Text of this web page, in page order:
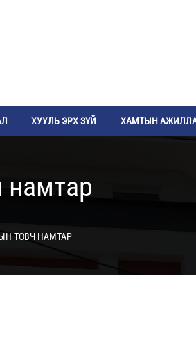
ХУУЛЬ ЭРХ ЗҮЙ ХАМТЫН
намтар
ТОВЧ НАМТАР